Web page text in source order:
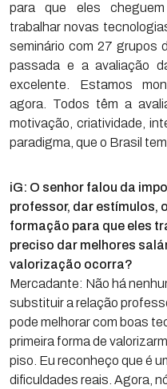
para que eles
trabalhar novas
seminário com 27 grupos
passada e a avaliação
excelente. Estamos
agora. Todos têm a
motivação, criatividade,
paradigma, que o Brasil
iG: O senhor falou da
professor, dar estímulos,
formação para que eles
preciso dar melhores
valorização ocorra?
Mercadante: Não há
substituir a relação
pode melhorar com boas
primeira forma de
piso. Eu reconheço que é
dificuldades reais. Agora,